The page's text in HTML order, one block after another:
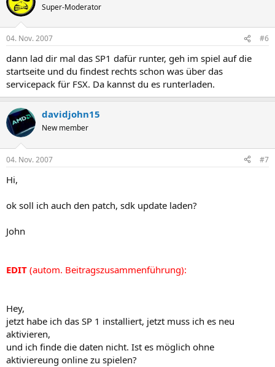
Super-Moderator
04. Nov. 2007 #6
dann lad dir mal das SP1 dafür runter, geh im spiel auf die
startseite und du findest rechts schon was über das
servicepack für FSX. Da kannst du es runterladen.
davidjohn15
New member
04. Nov. 2007 #7
Hi,
ok soll ich auch den patch, sdk update laden?
John
EDIT (autom. Beitragszusammenführung):
Hey,
jetzt habe ich das SP 1 installiert, jetzt muss ich es neu
aktivieren,
und ich finde die daten nicht. Ist es möglich ohne
aktiviereung online zu spielen?